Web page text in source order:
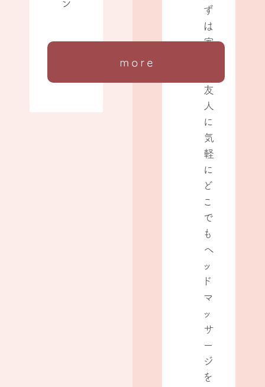
ン
more
ず
は
家
友
人
に
気
軽
に
ど
こ
で
も
ヘ
ッ
ド
マ
ッ
サ
ー
ジ
を